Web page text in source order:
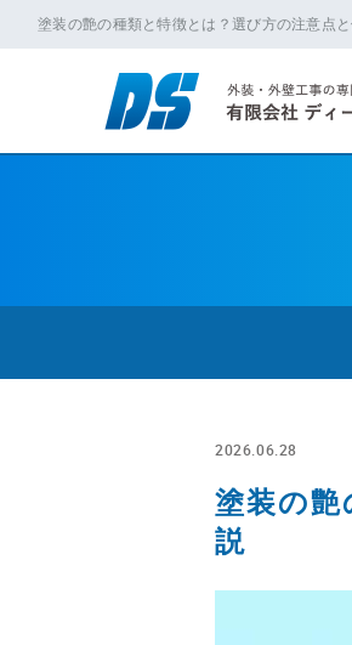
塗装の艶の種類と特徴とは？選び方の注意点
2026.06.28
塗装の艶
説